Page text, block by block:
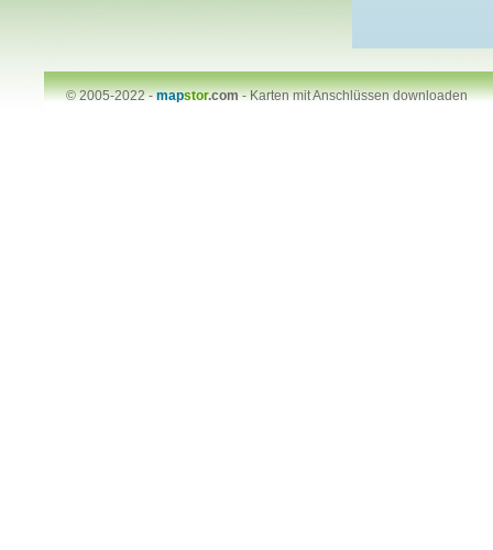
© 2005-2022 -mapstor.com-Karten mit Anschlüssen downloaden